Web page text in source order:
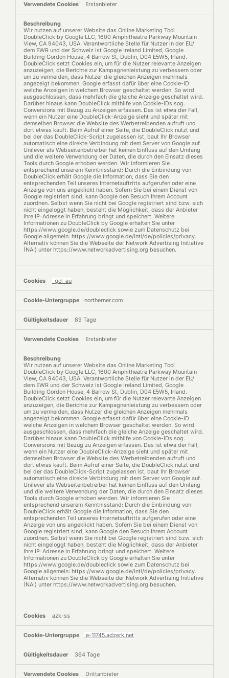
Erstanbieter
Wir nutzen auf unserer Website das Online Marketing Tool
DoubleClick by Google LLC, 1600 Amphitheatre Parkway Mountain
View, CA 94043, USA. Verantwortliche Stelle für Nutzer in der EU/
dem EWR und der Schweiz ist Google Ireland Limited, Google
Building Gordon House, 4 Barrow St, Dublin, D04 E5W5, Irland.
DoubleClick setzt Cookies ein, um für die Nutzer relevante Anzeigen
anzuzeigen, die Berichte zur Kampagnenleistung zu verbessern oder
um zu vermeiden, dass Nutzer die gleichen Anzeigen mehrmals
angezeigt bekommen. Google erfasst dafür über eine Cookie-ID
welche Anzeigen in welchem Browser geschaltet werden. So wird
ausgeschlossen, dass mehrfach die gleiche Anzeige geschaltet wird.
Darüber hinaus kann DoubleClick mithilfe von Cookie-IDs sog.
Conversions mit Bezug zu Anzeigen erfassen. Das ist etwa der Fall,
wenn ein Nutzer eine DoubleClick-Anzeige sieht und später mit
demselben Browser die Website des Werbetreibenden aufruft und
dort etwas kauft. Beim Aufruf einer Seite, die DoubleClick nutzt und
bei der das DoubleClick-Script zugelassen ist, baut Ihr Browser
automatisch eine direkte Verbindung mit dem Server von Google auf.
Unilever als Webseitenbetreiber hat keinen Einfluss auf den Umfang
und die weitere Verwendung der Daten, die durch den Einsatz dieses
Tools durch Google erhoben werden. Wir informieren Sie
entsprechend unserem Kenntnisstand: Durch die Einbindung von
DoubleClick erhält Google die Information, dass Sie den
entsprechenden Teil unseres Internetauftritts aufgerufen oder eine
Anzeige von uns angeklickt haben. Sofern Sie bei einem Dienst von
Google registriert sind, kann Google den Besuch Ihrem Account
zuordnen. Selbst wenn Sie nicht bei Google registriert sind bzw. sich
nicht eingeloggt haben, besteht die Möglichkeit, dass der Anbieter
Ihre IP-Adresse in Erfahrung bringt und speichert. Weitere
Informationen zu DoubleClick by Google erhalten Sie unter
https://www.google.de/doubleclick sowie zum Datenschutz bei
Google allgemein: https://www.google.de/intl/de/policies/privacy.
Alternativ können Sie die Webseite der Network Advertising Initiative
(NAI) unter https://www.networkadvertising.org besuchen.
_gcl_au
northerner.com
89 Tage
Erstanbieter
Wir nutzen auf unserer Website das Online Marketing Tool
DoubleClick by Google LLC, 1600 Amphitheatre Parkway Mountain
View, CA 94043, USA. Verantwortliche Stelle für Nutzer in der EU/
dem EWR und der Schweiz ist Google Ireland Limited, Google
Building Gordon House, 4 Barrow St, Dublin, D04 E5W5, Irland.
DoubleClick setzt Cookies ein, um für die Nutzer relevante Anzeigen
anzuzeigen, die Berichte zur Kampagnenleistung zu verbessern oder
um zu vermeiden, dass Nutzer die gleichen Anzeigen mehrmals
angezeigt bekommen. Google erfasst dafür über eine Cookie-ID
welche Anzeigen in welchem Browser geschaltet werden. So wird
ausgeschlossen, dass mehrfach die gleiche Anzeige geschaltet wird.
Darüber hinaus kann DoubleClick mithilfe von Cookie-IDs sog.
Conversions mit Bezug zu Anzeigen erfassen. Das ist etwa der Fall,
wenn ein Nutzer eine DoubleClick-Anzeige sieht und später mit
demselben Browser die Website des Werbetreibenden aufruft und
dort etwas kauft. Beim Aufruf einer Seite, die DoubleClick nutzt und
bei der das DoubleClick-Script zugelassen ist, baut Ihr Browser
automatisch eine direkte Verbindung mit dem Server von Google auf.
Unilever als Webseitenbetreiber hat keinen Einfluss auf den Umfang
und die weitere Verwendung der Daten, die durch den Einsatz dieses
Tools durch Google erhoben werden. Wir informieren Sie
entsprechend unserem Kenntnisstand: Durch die Einbindung von
DoubleClick erhält Google die Information, dass Sie den
entsprechenden Teil unseres Internetauftritts aufgerufen oder eine
Anzeige von uns angeklickt haben. Sofern Sie bei einem Dienst von
Google registriert sind, kann Google den Besuch Ihrem Account
zuordnen. Selbst wenn Sie nicht bei Google registriert sind bzw. sich
nicht eingeloggt haben, besteht die Möglichkeit, dass der Anbieter
Ihre IP-Adresse in Erfahrung bringt und speichert. Weitere
Informationen zu DoubleClick by Google erhalten Sie unter
https://www.google.de/doubleclick sowie zum Datenschutz bei
Google allgemein: https://www.google.de/intl/de/policies/privacy.
Alternativ können Sie die Webseite der Network Advertising Initiative
(NAI) unter https://www.networkadvertising.org besuchen.
azk-ss
e-11745.adzerk.net
364 Tage
Drittanbieter